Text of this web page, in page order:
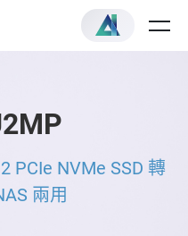
PCIe NVMe SSD 轉
兩用